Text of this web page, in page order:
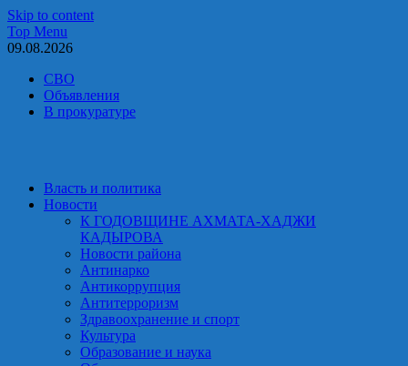
Skip to content
Top Menu
09.08.2026
СВО
Объявления
В прокуратуре
Власть и политика
Новости
К ГОДОВЩИНЕ АХМАТА-ХАДЖИ
КАДЫРОВА
Новости района
Антинарко
Антикоррупция
Антитерроризм
Здравоохранение и спорт
Культура
Образование и наука